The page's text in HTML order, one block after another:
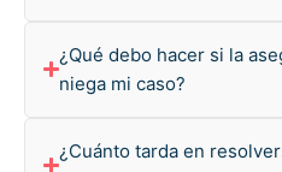
¿Qué debo hacer si la
niega mi caso?
¿Cuánto tarda en